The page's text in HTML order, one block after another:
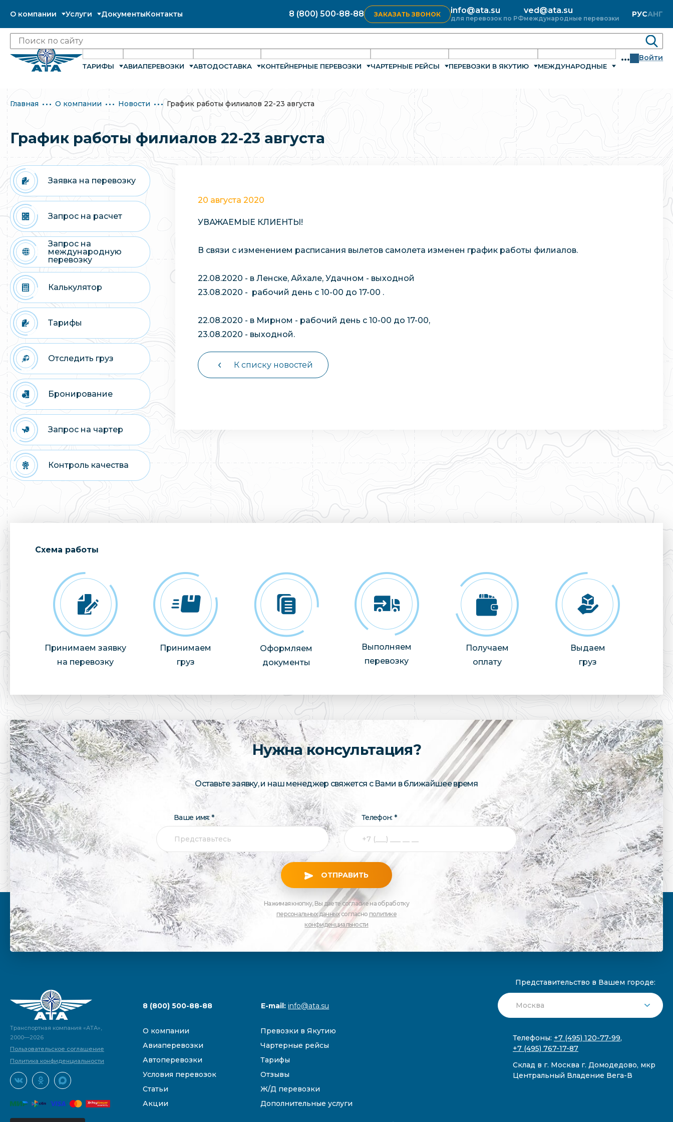
О компании Услуги ДокументыКонтакты 8 (800) 500-88-88 ЗАКАЗАТЬ ЗВОНОК info@ata.su
для перевозок по РФ
ved@ata.su
международные перевозки РУСАНГ
ТАРИФЫ АВИАПЕРЕВОЗКИ АВТОДОСТАВКА КОНТЕЙНЕРНЫЕ ПЕРЕВОЗКИ ЧАРТЕРНЫЕ РЕЙСЫ ПЕРЕВОЗКИ В ЯКУТИЮ МЕЖДУНАРОДНЫЕ
... Войти
Главная О компании Новости График работы филиалов 22-23 августа
График работы филиалов 22-23 августа
Заявка на перевозку
Запрос на расчет
Запрос на
международную
перевозку
Калькулятор
Тарифы
Отследить груз
Бронирование
Запрос на чартер
Контроль качества
20 августа 2020
УВАЖАЕМЫЕ КЛИЕНТЫ!
В связи с изменением расписания вылетов самолета изменен график работы филиалов.
22.08.2020 - в Ленске, Айхале, Удачном - выходной
23.08.2020 - рабочий день с 10-00 до 17-00 .
22.08.2020 - в Мирном - рабочий день с 10-00 до 17-00,
23.08.2020 - выходной.
К списку новостей
Cхема работы
Принимаем заявку
на перевозку
Принимаем
груз
Оформляем
документы
Выполняем
перевозку
Получаем
оплату
Выдаем
груз
Нужна консультация?
Оставьте заявку, и наш менеджер свяжется с Вами в ближайшее время
Ваше имя: * Телефон: *
ОТПРАВИТЬ
Нажимая кнопку, Вы даете согласие на обработку
персональных данныхсогласно политике
конфиденциальности
Транспортная компания «АТА»,
2000—2026
Пользовательское соглашение
Политика конфиденциальности
8 (800) 500-88-88 E-mail:info@ata.su
О компании
Превозки в Якутию
Авиаперевозки
Чартерные рейсы
Автоперевозки
Тарифы
Условия перевозок
Отзывы
Статьи
Ж/Д перевозки
Акции
Дополнительные услуги
Представительство в Вашем городе:
Телефоны: +7 (495) 120-77-99,
+7 (495) 767-17-87
Склад в г. Москва г. Домодедово, мкр
Центральный Владение Вега-В